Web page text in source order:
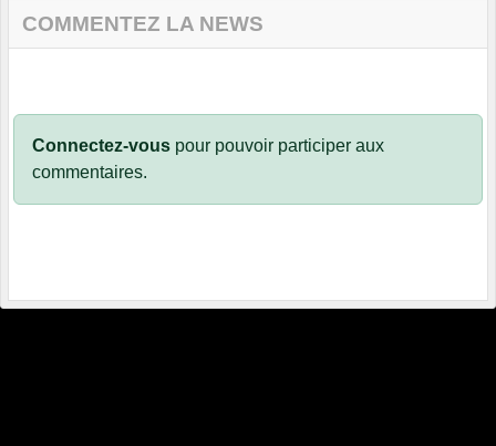
COMMENTEZ LA NEWS
Connectez-vous pour pouvoir participer aux
commentaires.